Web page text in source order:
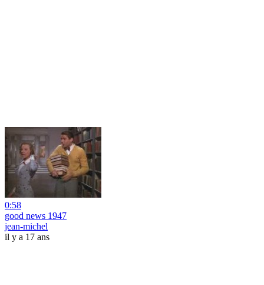
0:58
good news 1947
jean-michel
il y a 17 ans